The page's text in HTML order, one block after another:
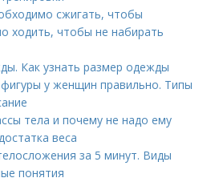
сжигать, чтобы
ходить, чтобы не набирать
Как узнать размер одежды
у женщин правильно. Типы
тела и почему не надо ему
веса
за 5 минут. Виды
понятия